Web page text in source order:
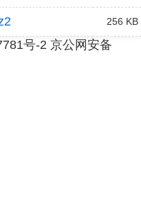
256 KB
号-2 京公网安备